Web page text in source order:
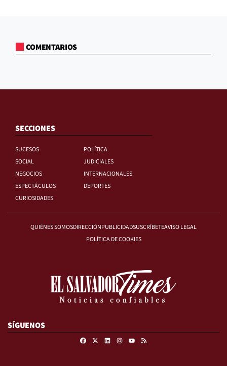
COMENTARIOS
SECCIONES
SUCESOS
POLÍTICA
SOCIAL
JUDICIALES
NEGOCIOS
INTERNACIONALES
ESPECTÁCULOS
DEPORTES
CURIOSIDADES
QUIÉNES SOMOSDIRECCIÓNPUBLICIDADSUSCRÍBETEAVISO LEGAL
POLÍTICA DE COOKIES
SÍGUENOS
FacebookLinkedinInstagram